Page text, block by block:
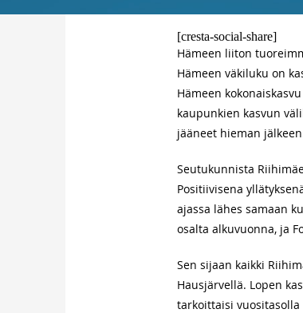
[cresta-social-share]
Hämeen liiton
Hämeen väkiluku on
Hämeen
kaupunkien kasvun
jääneet hieman
Seutukunnista
Positiivisena
ajassa lähes samaan
osalta alkuvuonna, ja
Sen sijaan kaikki
Hausjärvellä. Lopen
tarkoittaisi vuositasolla